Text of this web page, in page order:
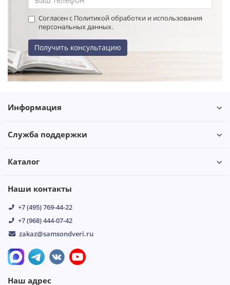
Согласен с Политикой обработки и использования
персональных данных.
Получить консультацию
Информация
Служба поддержки
Каталог
Наши контакты
+7 (495) 769-44-22
+7 (968) 444-07-42
zakaz@samsondveri.ru
Наш адрес